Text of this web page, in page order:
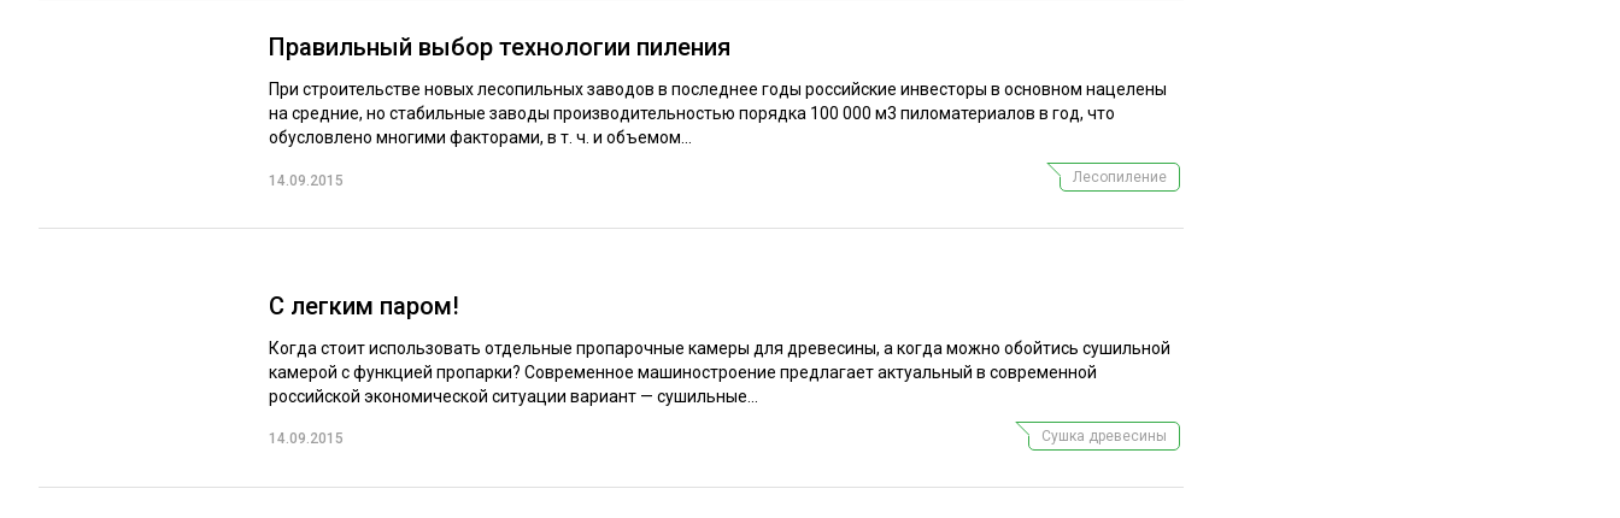
Правильный выбор технологии пиления
При строительстве новых лесопильных заводов в последнее годы российские инвесторы в основном нацелены
на средние, но стабильные заводы производительностью порядка 100 000 м3 пиломатериалов в год, что
обусловлено многими факторами, в т. ч. и объемом...
14.09.2015 Лесопиление
С легким паром!
Когда стоит использовать отдельные пропарочные камеры для древесины, а когда можно обойтись сушильной
камерой с функцией пропарки? Современное машиностроение предлагает актуальный в современной
российской экономической ситуации вариант — сушильные...
14.09.2015 Сушка древесины